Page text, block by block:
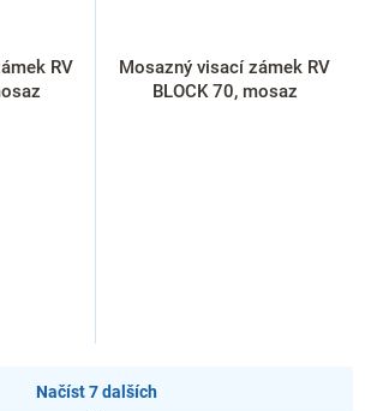
RV
Mosazný visací zámek RV
BLOCK 70, mosaz
Načíst 7 dalších